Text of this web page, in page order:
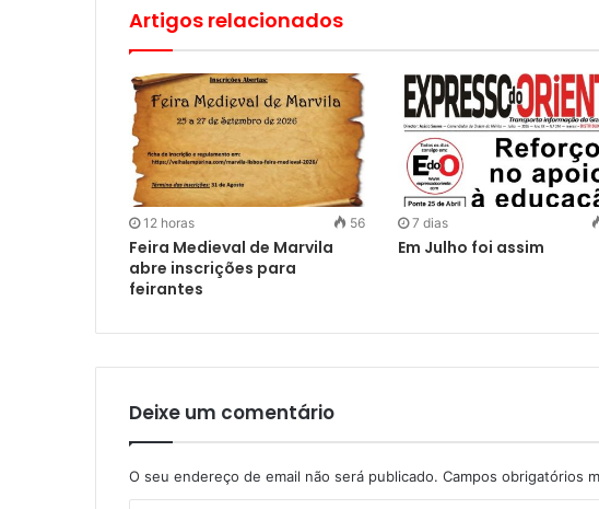
Artigos relacionados
12 horas 56
Feira Medieval de Marvila
abre inscrições para
feirantes
7 dias
Em Julho foi assim
Deixe um comentário
O seu endereço de email não será publicado. Campos obrigatórios